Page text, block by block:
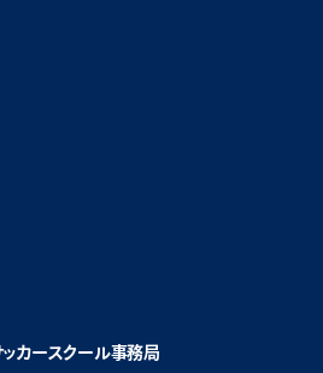
ッカースクール事務局